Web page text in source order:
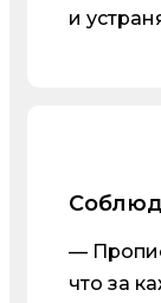
и
—
что за